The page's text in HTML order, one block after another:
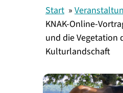
Start
KNAK-Online-
und die Vegetation
Kulturlandschaft